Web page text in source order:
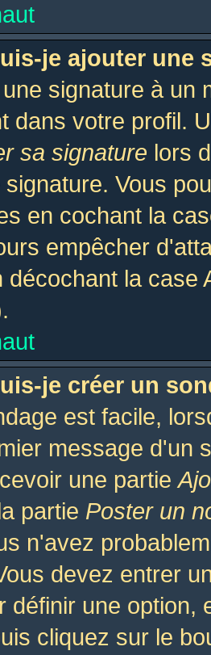
je ajouter une
signature à un
dans votre profil.
sa signature lors
Vous
en cochant la
empêcher
décochant la
je créer un
est facile,
message d'un
une partie
partie Poster un
n'avez
devez entrer
définir une option,
cliquez sur le